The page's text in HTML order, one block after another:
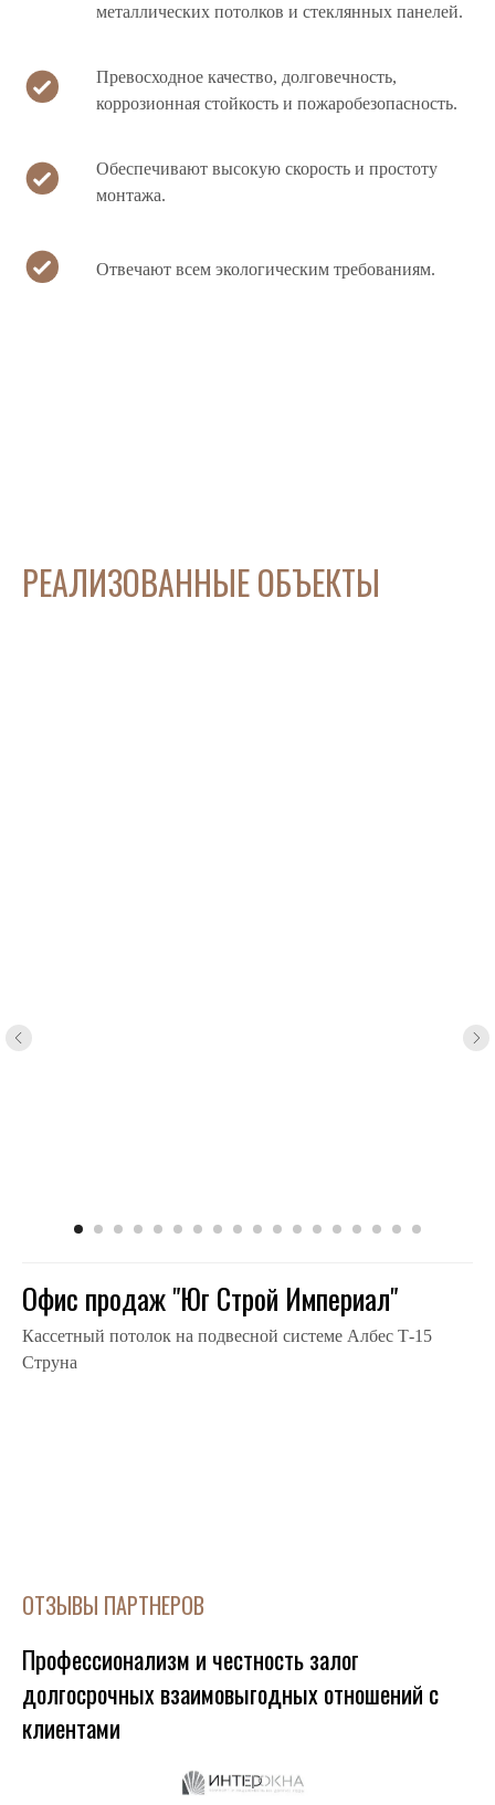
металлических потолков и стеклянных панелей.
Превосходное качество, долговечность,
коррозионная стойкость и пожаробезопасность.
Обеспечивают высокую скорость и простоту
монтажа.
Отвечают всем экологическим требованиям.
РЕАЛИЗОВАННЫЕ ОБЪЕКТЫ
Офис продаж "Юг Строй Империал"
Кассетный потолок на подвесной системе Албес Т-15
Струна
ОТЗЫВЫ ПАРТНЕРОВ
Профессионализм и честность залог
долгосрочных взаимовыгодных отношений с
клиентами